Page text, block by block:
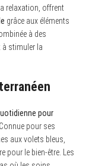
relaxation, offrent
grâce aux éléments
à des
à stimuler la
pour
Connue pour ses
aux volets bleus,
pour le bien-être. Les